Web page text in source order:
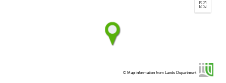
Enter
© Map information from Lands Department